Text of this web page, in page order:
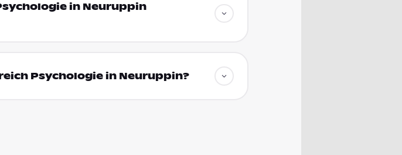
in Neuruppin
Psychologie in Neuruppin?